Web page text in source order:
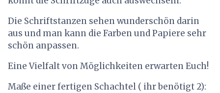
Die Schriftstanzen sehen wunderschön darin
aus und man kann die Farben und Papiere sehr
schön anpassen.
Eine Vielfalt von Möglichkeiten erwarten Euch!
Maße einer fertigen Schachtel ( ihr benötigt 2):